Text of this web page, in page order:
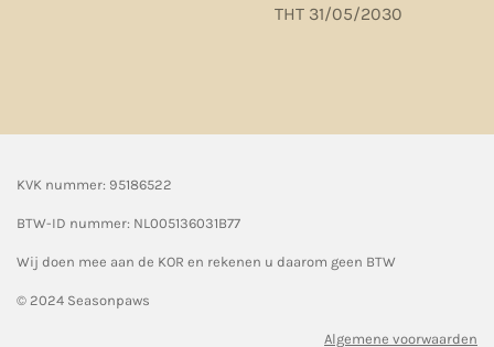
THT 31/05/2030
KVK nummer: 95186522
BTW-ID nummer: NL005136031B77
Wij doen mee aan de KOR en rekenen u daarom geen BTW
© 2024 Seasonpaws
Algemene voorwaarden